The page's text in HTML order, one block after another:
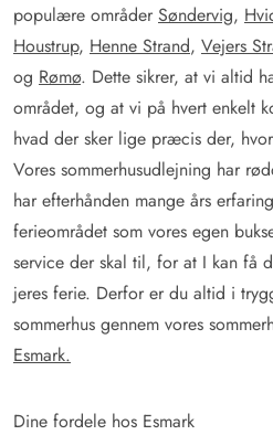
populære områder Søndervig,
Houstrup, Henne Strand, Vejers
og Rømø. Dette sikrer, at vi altid
området, og at vi på hvert enkelt
hvad der sker lige præcis der,
Vores sommerhusudlejning har
har efterhånden mange års
ferieområdet som vores egen
service der skal til, for at I kan få
jeres ferie. Derfor er du altid i
sommerhus gennem vores
Esmark.
Dine fordele hos Esmark